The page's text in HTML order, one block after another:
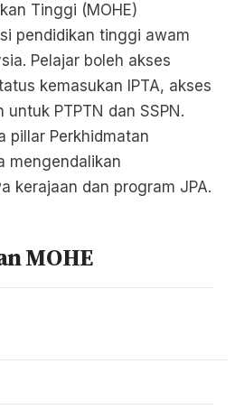
Tinggi (MOHE)
pendidikan tinggi awam
Pelajar boleh akses
kemasukan IPTA, akses
untuk PTPTN dan SSPN.
pillar Perkhidmatan
mengendalikan
kerajaan dan program JPA.
MOHE